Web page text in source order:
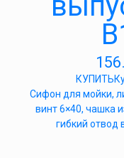
КУПИТЬ
Сифон для мойки,
винт 6×40, чашка
гибкий отвод